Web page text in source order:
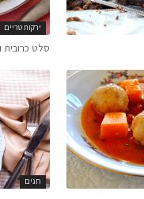
ירקות טריים
סלט כרובית
חגים